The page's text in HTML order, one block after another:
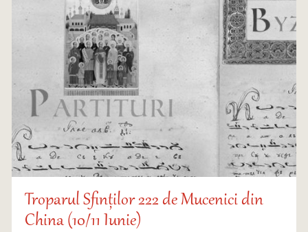
Troparul Sfinților 222 de Mucenici din
China (10/11 Iunie)